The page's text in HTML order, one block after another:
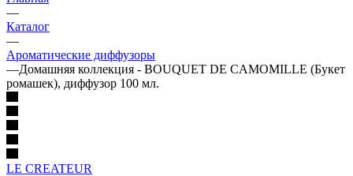
—
Каталог
—
Ароматические диффузоры
—Домашняя коллекция - BOUQUET DE CAMOMILLE (Букет
ромашек), диффузор 100 мл.
LE CREATEUR